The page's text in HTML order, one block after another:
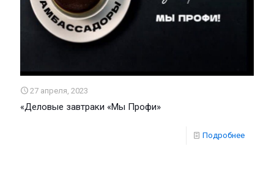
27 апреля, 2023
«Деловые завтраки «Мы Профи»
Подробнее